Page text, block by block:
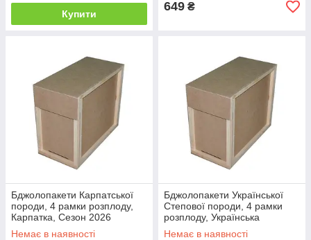
Купити
649 ₴
Бджолопакети Карпатської
породи, 4 рамки розплоду,
Карпатка, Сезон 2026
Немає в наявності
Бджолопакети Української
Степової породи, 4 рамки
розплоду, Українська
Степова, Сезон 2026
Немає в наявності